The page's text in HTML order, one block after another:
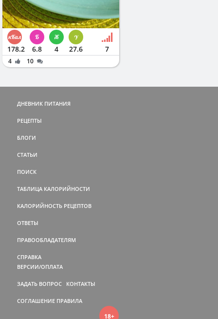
178.2 6.8 4 27.6 7
4 10
ДНЕВНИК ПИТАНИЯ
РЕЦЕПТЫ
БЛОГИ
СТАТЬИ
ПОИСК
ТАБЛИЦА КАЛОРИЙНОСТИ
КАЛОРИЙНОСТЬ РЕЦЕПТОВ
ОТВЕТЫ
ПРАВООБЛАДАТЕЛЯМ
СПРАВКА
ВЕРСИИ/ОПЛАТА
ЗАДАТЬ ВОПРОС КОНТАКТЫ
СОГЛАШЕНИЕ ПРАВИЛА
18+